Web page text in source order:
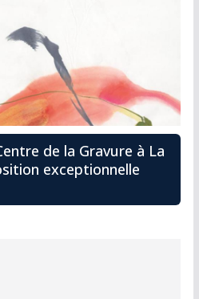
de la Gravure à La
exceptionnelle